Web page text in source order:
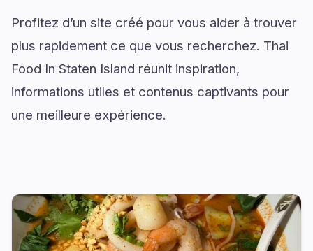
Profitez d’un site créé pour vous aider à trouver
plus rapidement ce que vous recherchez. Thai
Food In Staten Island réunit inspiration,
informations utiles et contenus captivants pour
une meilleure expérience.